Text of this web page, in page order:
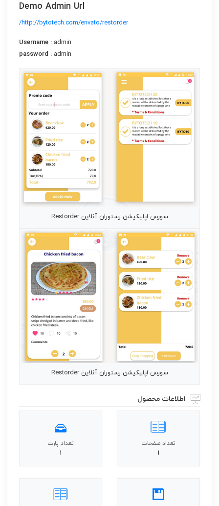
Demo Admin Url
http://bytotech.com/envato/restorder/
Username : admin
password : admin
سورس اپلیکیشن رستوران آنلاین Restorder
سورس اپلیکیشن رستوران آنلاین Restorder
اطلاعات محصول
تعداد صفحات
1
تعداد پارت
1